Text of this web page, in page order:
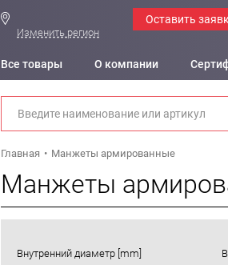
Изменить регион
Оставить
Все товары О компании
Главная Манжеты армированные
Манжеты
Внутренний диаметр [mm]